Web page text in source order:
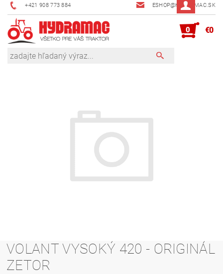
+421 908 773 884 ESHOP@HYDRAMAC.SK
0 €0
VOLANT VYSOKÝ 420 - ORIGINÁL
ZETOR